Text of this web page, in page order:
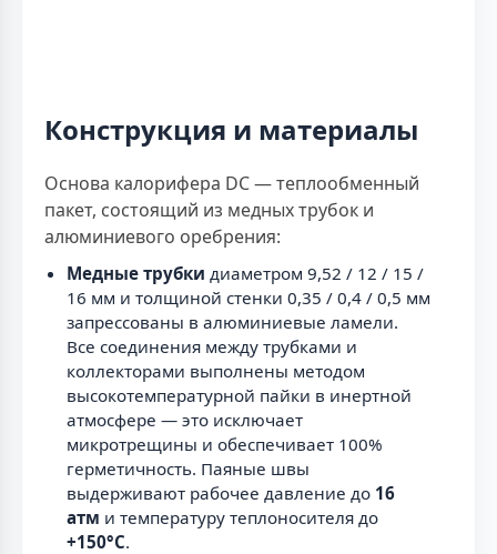
Конструкция и материалы
Основа калорифера DC — теплообменный
пакет, состоящий из медных трубок и
алюминиевого оребрения:
Медные трубки диаметром 9,52 / 12 / 15 /
16 мм и толщиной стенки 0,35 / 0,4 / 0,5 мм
запрессованы в алюминиевые ламели.
Все соединения между трубками и
коллекторами выполнены методом
высокотемпературной пайки в инертной
атмосфере — это исключает
микротрещины и обеспечивает 100%
герметичность. Паяные швы
выдерживают рабочее давление до 16
атм и температуру теплоносителя до
+150°C.